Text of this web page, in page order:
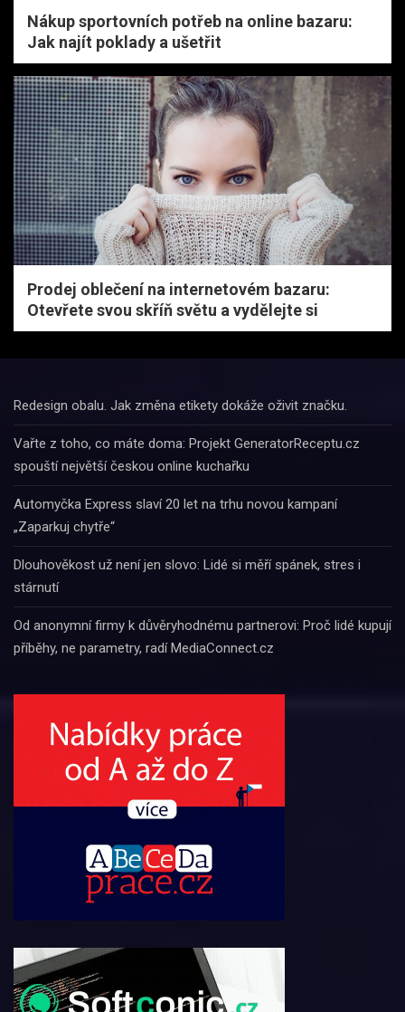
Nákup sportovních potřeb na online bazaru:
Jak najít poklady a ušetřit
Prodej oblečení na internetovém bazaru:
Otevřete svou skříň světu a vydělejte si
Redesign obalu. Jak změna etikety dokáže oživit značku.
Vařte z toho, co máte doma: Projekt GeneratorReceptu.cz
spouští největší českou online kuchařku
Automyčka Express slaví 20 let na trhu novou kampaní
„Zaparkuj chytře“
Dlouhověkost už není jen slovo: Lidé si měří spánek, stres i
stárnutí
Od anonymní firmy k důvěryhodnému partnerovi: Proč lidé kupují
příběhy, ne parametry, radí MediaConnect.cz